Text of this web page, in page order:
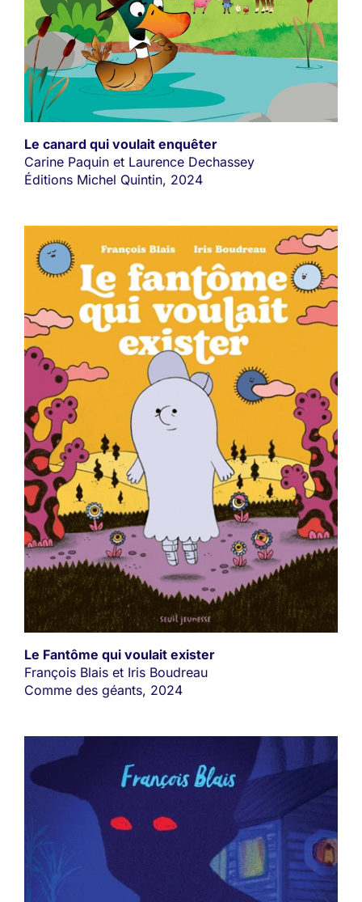
Le canard qui voulait enquêter
Carine Paquin et Laurence Dechassey
Éditions Michel Quintin, 2024
Le Fantôme qui voulait exister
François Blais et Iris Boudreau
Comme des géants, 2024